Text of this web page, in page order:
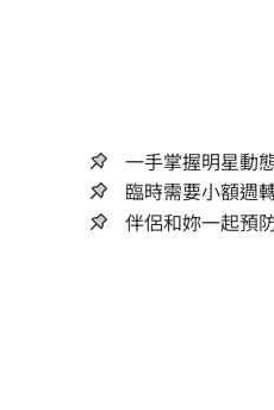
臨時需要小額週
伴侶和妳一起預